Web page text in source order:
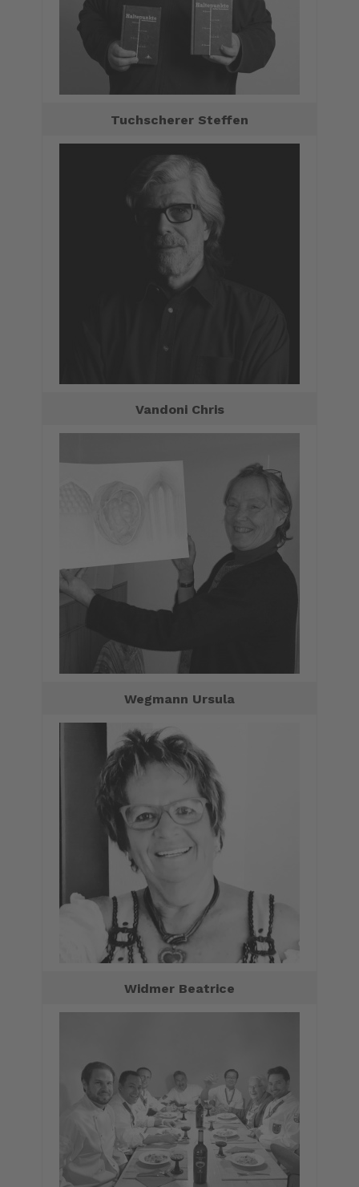
Tuchscherer Steffen
Vandoni Chris
Wegmann Ursula
Widmer Beatrice